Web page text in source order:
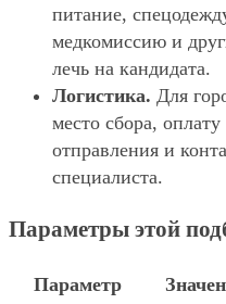
питание,
медкомиссию и
лечь на кандидата.
Логистика. Для
место сбора,
отправления и
специалиста.
Параметры этой
Параметр